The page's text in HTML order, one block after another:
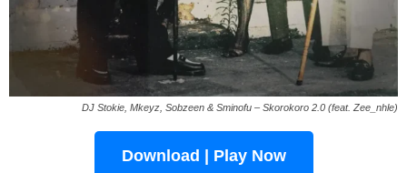
DJ Stokie, Mkeyz, Sobzeen & Sminofu – Skorokoro 2.0 (feat. Zee_nhle)
Download | Play Now